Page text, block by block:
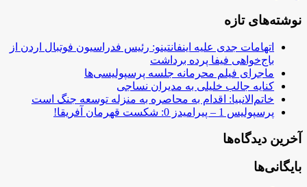
نوشته‌های تازه
اتهامات جدی علیه اینفانتینو: رئیس فدراسیون فوتبال اردن از
باج‌خواهی فیفا پرده برداشت
ماجرای فیلم محرمانه جلسه پرسپولیسی‌ها
کنایه جالب خلیلی به مدیران نساجی
خاتم‌الانبیا: اقدام به محاصره به منزله توسعه جنگ است
پرسپولیس 1 – پیرامیدز 0: شکست قهرمان آفریقا!
آخرین دیدگاه‌ها
بایگانی‌ها